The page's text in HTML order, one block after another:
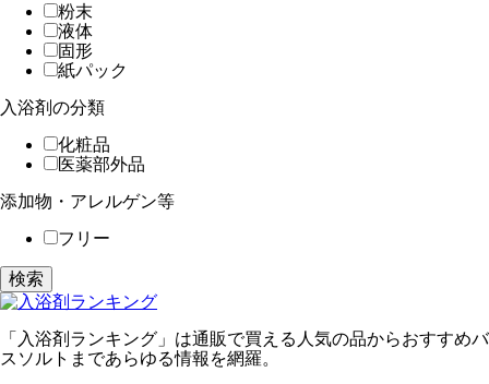
粉末
液体
固形
紙パック
入浴剤の分類
化粧品
医薬部外品
添加物・アレルゲン等
フリー
検索
「入浴剤ランキング」は通販で買える人気の品からおすすめバ
スソルトまであらゆる情報を網羅。